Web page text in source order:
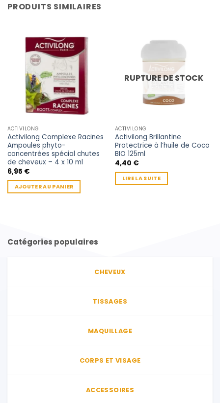
PRODUITS SIMILAIRES
ACTIVILONG
Activilong Complexe Racines
Ampoules phyto-
concentrées spécial chutes
de cheveux – 4 x 10 ml
6,95 €
AJOUTER AU PANIER
RUPTURE DE STOCK
ACTIVILONG
Activilong Brillantine
Protectrice à l’huile de Coco
BIO 125ml
4,40 €
LIRE LA SUITE
Catégories populaires
CHEVEUX
TISSAGES
MAQUILLAGE
CORPS ET VISAGE
ACCESSOIRES